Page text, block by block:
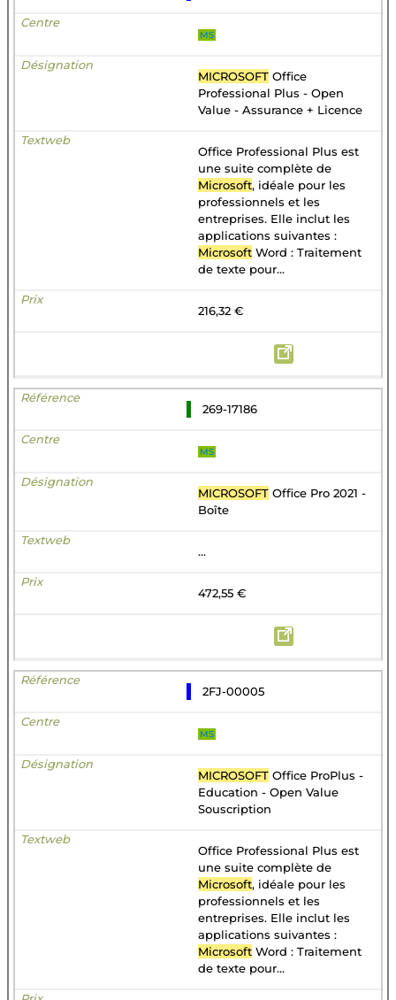
MS
MICROSOFT Office
Professional Plus - Open
Value - Assurance + Licence
Office Professional Plus est
une suite complète de
Microsoft, idéale pour les
professionnels et les
entreprises. Elle inclut les
applications suivantes :
Microsoft Word : Traitement
de texte pour...
216,32 €
269-17186
MS
MICROSOFT Office Pro 2021 -
Boîte
...
472,55 €
2FJ-00005
MS
MICROSOFT Office ProPlus -
Education - Open Value
Souscription
Office Professional Plus est
une suite complète de
Microsoft, idéale pour les
professionnels et les
entreprises. Elle inclut les
applications suivantes :
Microsoft Word : Traitement
de texte pour...